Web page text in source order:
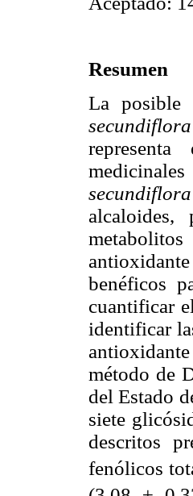
Resumen
La posible
secundiflora
benéficos
cuantificar
identificar
método de
del Estado
siete
descritos
fenólicos